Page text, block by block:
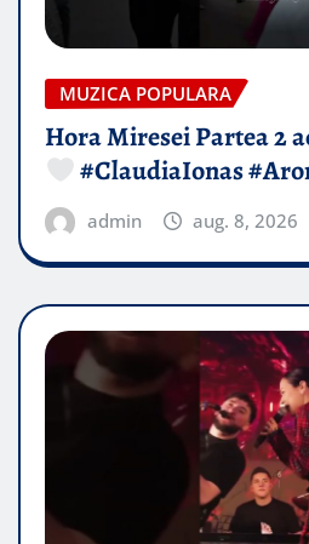
MUZICA POPULARA
Hora Miresei Partea 2
#ClaudiaIonas
admin aug. 8, 2026